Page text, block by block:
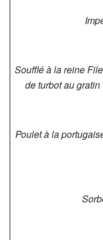
Soufflé à la reine
de turbot au gratin
Poulet à la